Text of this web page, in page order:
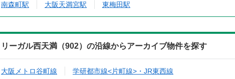
南森町駅 大阪天満宮駅 東梅田駅
リーガル西天満（902）の沿線からアーカイブ物件を探す
大阪メトロ谷町線 学研都市線<片町線>・JR東西線